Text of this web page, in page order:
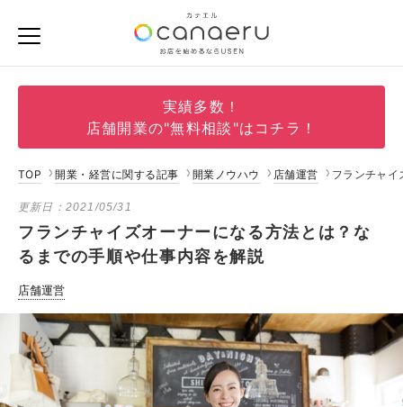
実績多数！
店舗開業の"無料相談"はコチラ！
TOP 開業・経営に関する記事 開業ノウハウ 店舗運営 フランチャ
更新日： 2021/05/31
フランチャイズオーナーになる方法とは？な
るまでの手順や仕事内容を解説
店舗運営